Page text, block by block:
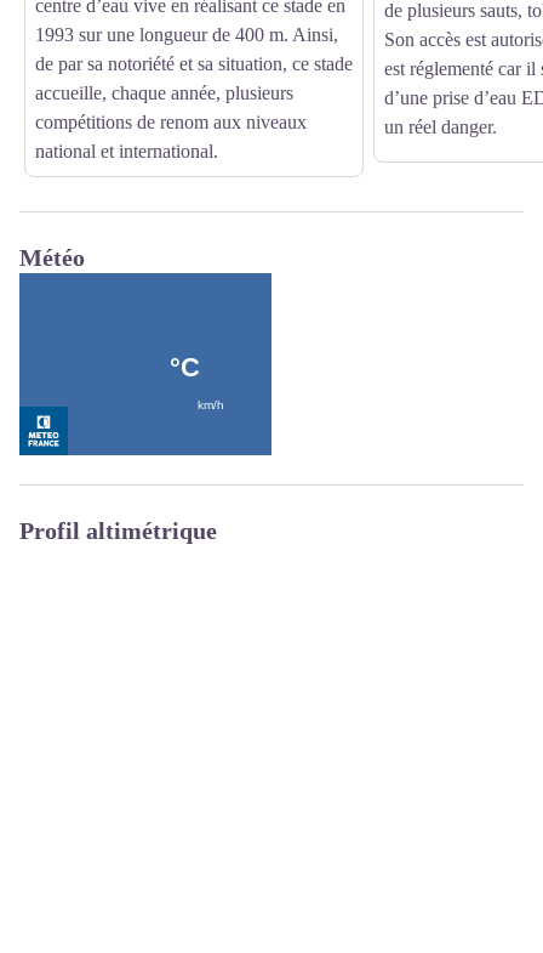
centre d’eau vive en réalisant ce stade en
1993 sur une longueur de 400 m. Ainsi,
de par sa notoriété et sa situation, ce stade
accueille, chaque année, plusieurs
compétitions de renom aux niveaux
national et international.
de plusieurs sauts,
Son accès est
est réglementé car il
d’une prise d’eau
un réel danger.
Météo
Profil altimétrique